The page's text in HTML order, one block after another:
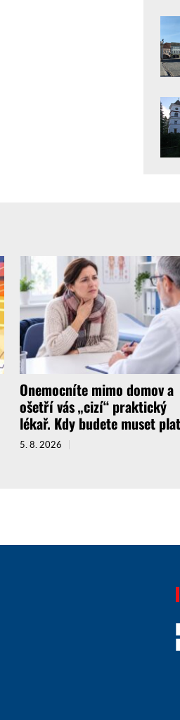
Onemocníte mimo domov a
ošetří vás „cizí“ praktický
lékař. Kdy budete muset
5. 8. 2026